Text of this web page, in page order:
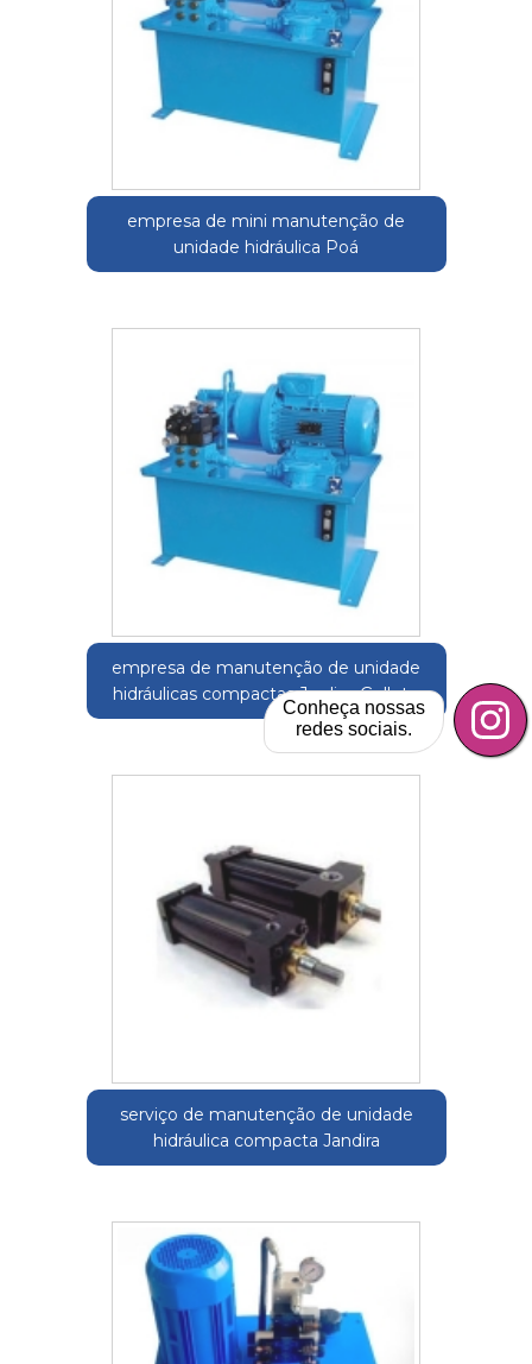
empresa de mini manutenção de
unidade hidráulica Poá
empresa de manutenção de unidade
hidráulicas compactas Jardim Gelleto
serviço de manutenção de unidade
hidráulica compacta Jandira
Conheça nossas
redes sociais.